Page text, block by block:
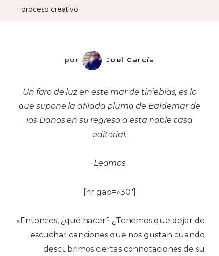
proceso creativo
por Joel García
Un faro de luz en este mar de tinieblas, es lo
que supone la afilada pluma de Baldemar de
los Llanos en su regreso a esta noble casa
editorial.
Leamos
[hr gap=»30″]
«Entonces, ¿qué hacer? ¿Tenemos que dejar de
escuchar canciones que nos gustan cuando
descubrimos ciertas connotaciones de su